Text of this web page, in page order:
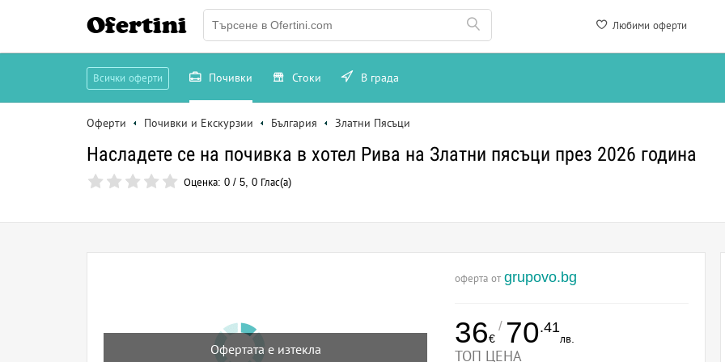
Любими оферти
Ofertini
Всички оферти Почивки Стоки В града
Оферти Почивки и Екскурзии България Златни Пясъци
Насладете се на почивка в хотел Рива на Златни пясъци през 2026 година
Оценка: 0 / 5, 0 Глас(а)
Офертата е изтекла
оферта от grupovo.bg
36€
/ 70.41
лв.
ТОП ЦЕНА